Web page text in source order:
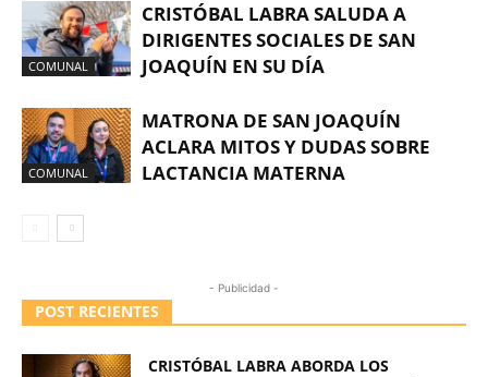
COMUNAL
CRISTÓBAL LABRA SALUDA A
DIRIGENTES SOCIALES DE SAN
JOAQUÍN EN SU DÍA
COMUNAL
MATRONA DE SAN JOAQUÍN
ACLARA MITOS Y DUDAS SOBRE
LACTANCIA MATERNA
- Publicidad -
POST RECIENTES
CRISTÓBAL LABRA ABORDA LOS